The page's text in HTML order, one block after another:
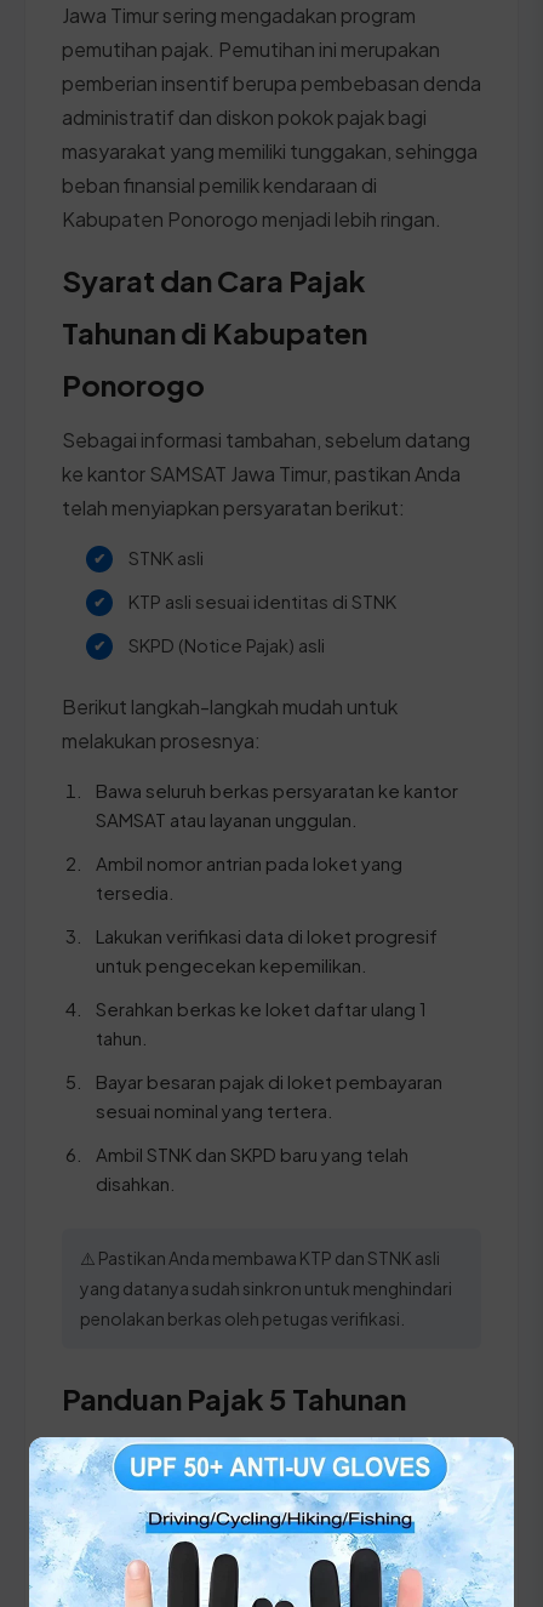
Jawa Timur sering mengadakan program
pemutihan pajak. Pemutihan ini merupakan
pemberian insentif berupa pembebasan denda
administratif dan diskon pokok pajak bagi
masyarakat yang memiliki tunggakan, sehingga
beban finansial pemilik kendaraan di
Kabupaten Ponorogo menjadi lebih ringan.
Syarat dan Cara Pajak
Tahunan di Kabupaten
Ponorogo
Sebagai informasi tambahan, sebelum datang
ke kantor SAMSAT Jawa Timur, pastikan Anda
telah menyiapkan persyaratan berikut:
STNK asli
KTP asli sesuai identitas di STNK
SKPD (Notice Pajak) asli
Berikut langkah-langkah mudah untuk
melakukan prosesnya:
Bawa seluruh berkas persyaratan ke kantor
SAMSAT atau layanan unggulan.
Ambil nomor antrian pada loket yang
tersedia.
Lakukan verifikasi data di loket progresif
untuk pengecekan kepemilikan.
Serahkan berkas ke loket daftar ulang 1
tahun.
Bayar besaran pajak di loket pembayaran
sesuai nominal yang tertera.
Ambil STNK dan SKPD baru yang telah
disahkan.
⚠️ Pastikan Anda membawa KTP dan STNK asli
yang datanya sudah sinkron untuk menghindari
penolakan berkas oleh petugas verifikasi.
Panduan Pajak 5 Tahunan
(Ganti Plat) di Jawa Timur
Setiap lima tahun, pemilik kendaraan wajib
melakukan pergantian pelat nomor dan cek fisik
kendaraan. Siapkan dokumen tambahan ini: